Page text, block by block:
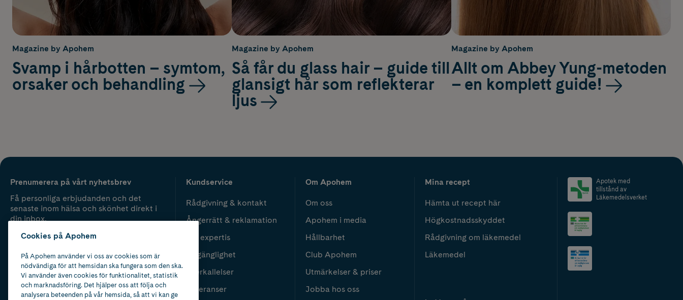
Magazine by Apohem
Svamp i hårbotten – symtom,
orsaker och behandling
Magazine by Apohem
Så får du glass hair – guide till
glansigt hår som reflekterar
ljus
Magazine by Apohem
Allt om Abbey Yung-metoden
– en komplett guide!
Prenumerera på vårt nyhetsbrev
Få personliga erbjudanden och det
senaste inom hälsa och skönhet direkt i
din inbox.
Kundservice
Rådgivning & kontakt
Ångerrätt & reklamation
Vår expertis
Tillgänglighet
Återkallelser
Leveranser
Om Apohem
Om oss
Apohem i media
Hållbarhet
Club Apohem
Utmärkelser & priser
Jobba hos oss
Mina recept
Hämta ut recept här
Högkostnadsskyddet
Rådgivning om läkemedel
Läkemedel
Apotek med
tillstånd av
Läkemedelsverket
Cookies på Apohem
På Apohem använder vi oss av cookies som är
nödvändiga för att hemsidan ska fungera som den ska.
Vi använder även cookies för funktionalitet, statistik
och marknadsföring. Det hjälper oss att följa och
analysera beteenden på vår hemsida, så att vi kan ge